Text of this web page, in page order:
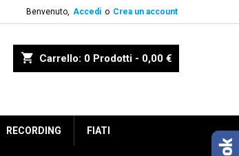
Benvenuto, Accedi o Crea un account
shopping_cart Carrello: 0 Prodotti - 0,00 €
RECORDING FIATI